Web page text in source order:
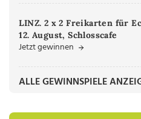
LINZ. 2 x 2 Freikarten für
12. August, Schlosscafe
Jetzt gewinnen
ALLE GEWINNSPIELE